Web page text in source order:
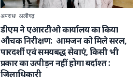
अपराध अलीगढ़
डीएम ने एआरटीओ कार्यालय का किया
औचक निरीक्षण: आमजन को मिले सरल,
पारदर्शी एवं समयबद्ध सेवाएं, किसी भी
प्रकार का उत्पीड़न नहीं होगा बर्दाश्त :
जिलाधिकारी